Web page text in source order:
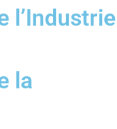
l’Industrie
la